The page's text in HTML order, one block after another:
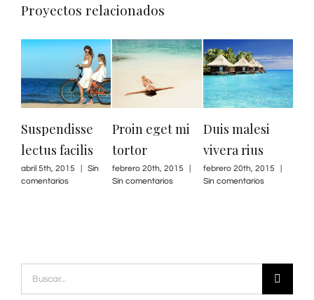
Proyectos relacionados
Suspendisse
lectus facilis
abril 5th, 2015 |
Sin
comentarios
Proin eget mi
tortor
febrero 20th, 2015
|
Sin comentarios
Duis malesi
vivera rius
febrero 20th, 2015
|
Sin comentarios
Buscar: